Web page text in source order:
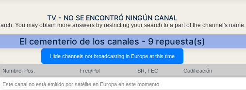
TV - NO SE ENCONTRÓ NINGÚN CANAL
You may obtain more answers by restricting your search to a part of the channel's name.
El cementerio de los canales - 9 repuesta(s)
Nombre, Pos. Freq/Pol SR, FEC Codificación
Este canal no está emitido por satélite en Europa en este momento